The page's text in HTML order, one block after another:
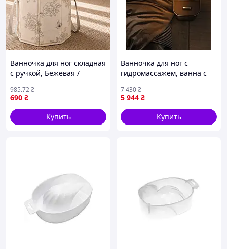
Ванночка для ног складная
с ручкой, Бежевая /
распаривания ног /
Складное ведро для
педикюра /Глубокая спа-
ванна
690 ₴
985.72₴
Купить
Ванночка для ног с
гидромассажем, ванна с
массажными
роликами,подогревом
воды, педикюрная
5 944 ₴
7 430₴
Купить